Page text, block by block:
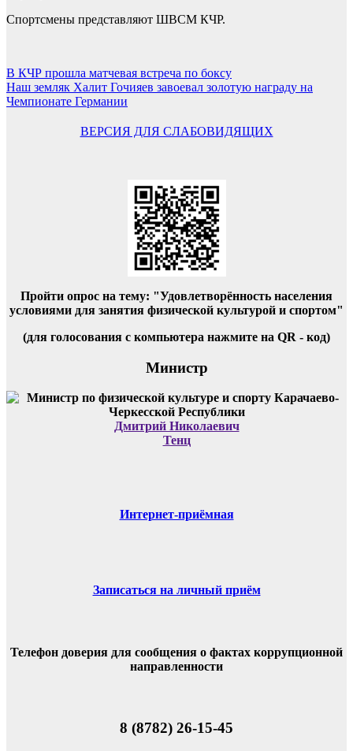
Спортсмены представляют ШВСМ КЧР.
Навигация
по
В КЧР прошла матчевая встреча по боксу
Наш земляк Халит Гочияев завоевал золотую награду на
Чемпионате Германии
ВЕРСИЯ ДЛЯ СЛАБОВИДЯЩИХ
Пройти опрос на тему: "Удовлетворённость населения
условиями для занятия физической культурой и спортом"
(для голосования с компьютера нажмите на QR - код)
Министр
Дмитрий Николаевич
Тенц
Интернет-приёмная
Записаться на личный приём
Телефон доверия для сообщения о фактах коррупционной
направленности
8 (8782) 26-15-45